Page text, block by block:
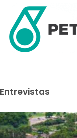
Entrevistas